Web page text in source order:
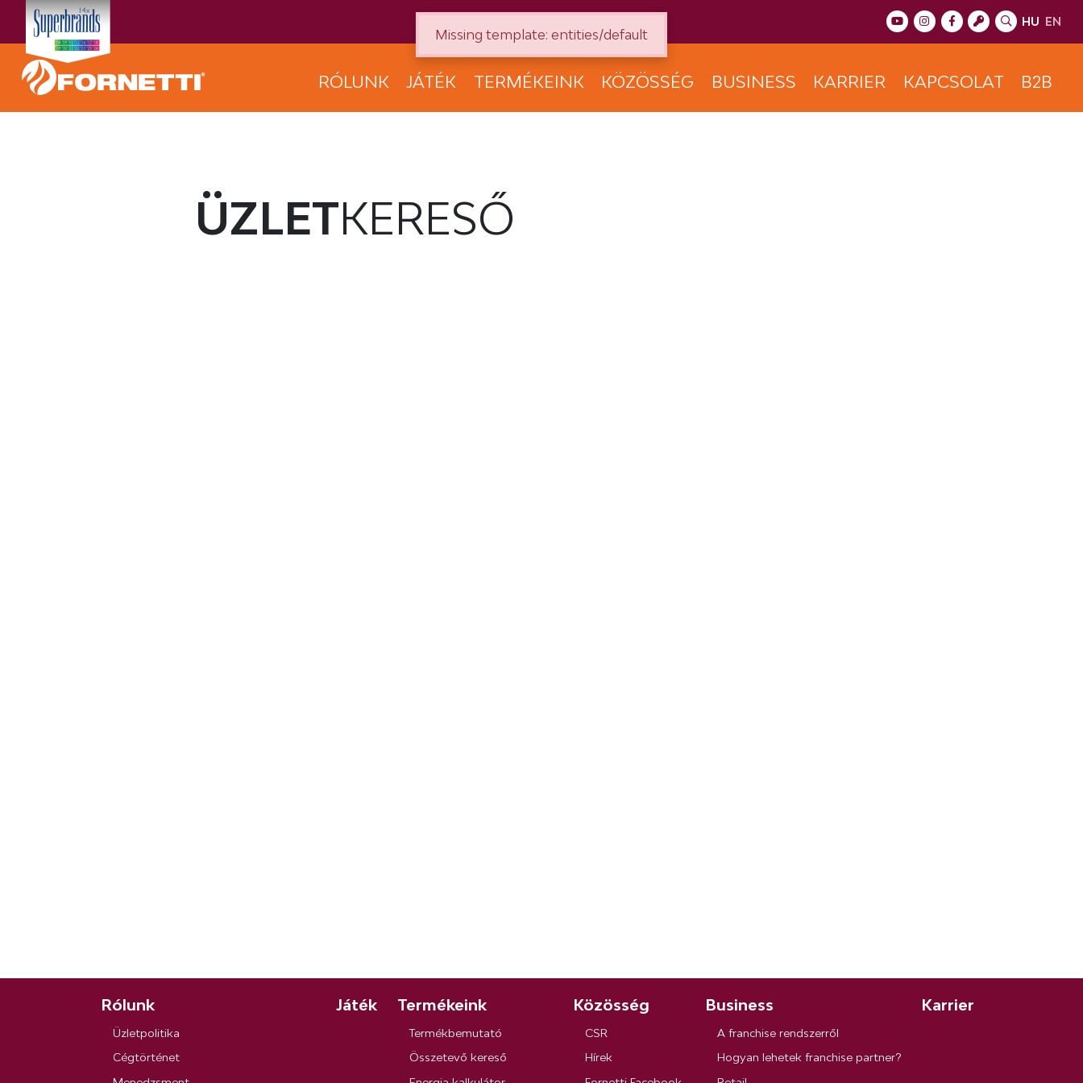
HU EN
RÓLUNK JÁTÉK TERMÉKEINK KÖZÖSSÉG BUSINESS KARRIER KAPCSOLAT B2B
ÜZLETKERESŐ
Rólunk
Üzletpolitika
Cégtörténet
Játék Termékeink
Termékbemutató
Összetevő kereső
Közösség
CSR
Hírek
Business
A franchise rendszerről
Hogyan lehetek franchise partner?
Karrier
Missing template: entities/default